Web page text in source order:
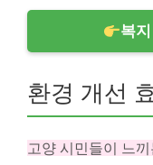
복
환경 개선
고양 시민들이 느